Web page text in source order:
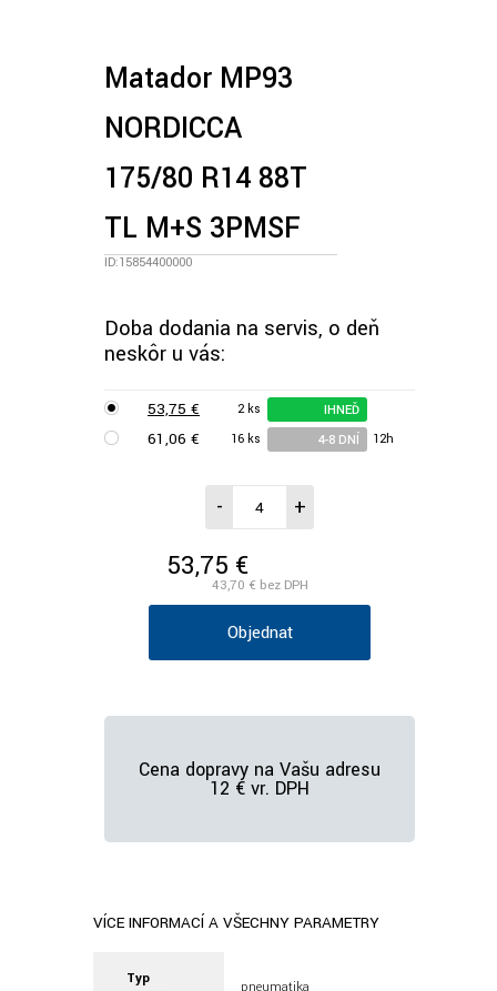
Matador MP93
NORDICCA
175/80 R14 88T
TL M+S 3PMSF
ID:15854400000
Doba dodania na servis, o deň
neskôr u vás:
53,75 € 2 ks IHNEĎ
61,06 € 16 ks 4-8 DNÍ 12h
- +
53,75 €
43,70 € bez DPH
Objednať
Cena dopravy na Vašu adresu
12 € vr. DPH
VÍCE INFORMACÍ A VŠECHNY PARAMETRY
Typ